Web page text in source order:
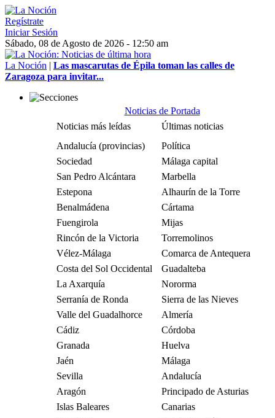
Regístrate
Iniciar Sesión
Sábado, 08 de Agosto de 2026 - 12:50 am
La Noción | Las mascarutas de Épila toman las calles de
Zaragoza para invitar...
Noticias de Portada
Noticias más leídas
Últimas noticias
Andalucía (provincias)
Política
Sociedad
Málaga capital
San Pedro Alcántara
Marbella
Estepona
Alhaurín de la Torre
Benalmádena
Cártama
Fuengirola
Mijas
Rincón de la Victoria
Torremolinos
Vélez-Málaga
Comarca de Antequera
Costa del Sol Occidental
Guadalteba
La Axarquía
Nororma
Serranía de Ronda
Sierra de las Nieves
Valle del Guadalhorce
Almería
Cádiz
Córdoba
Granada
Huelva
Jaén
Málaga
Sevilla
Andalucía
Aragón
Principado de Asturias
Islas Baleares
Canarias